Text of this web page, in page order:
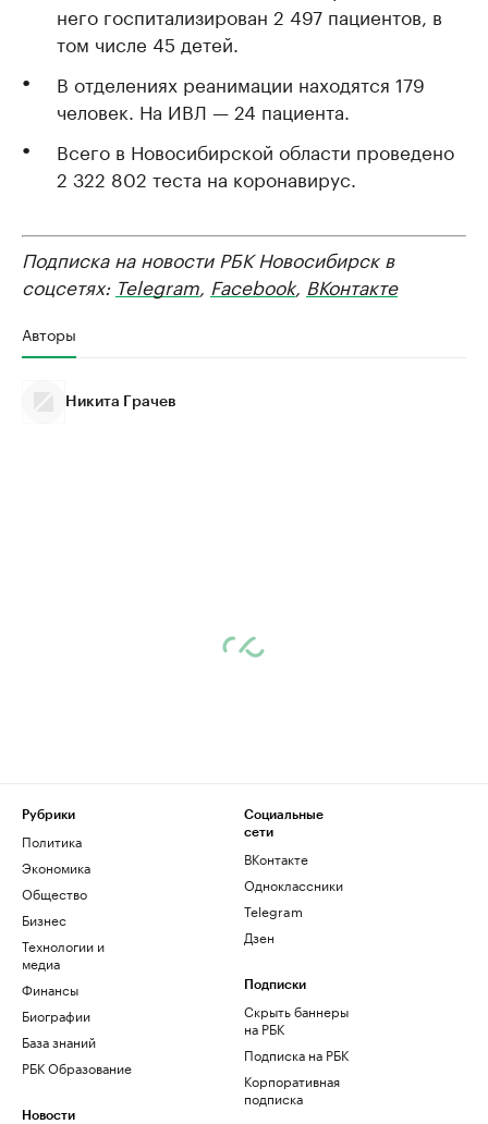
него госпитализирован 2 497 пациентов, в
том числе 45 детей.
В отделениях реанимации находятся 179
человек. На ИВЛ — 24 пациента.
Всего в Новосибирской области проведено
2 322 802 теста на коронавирус.
Подписка на новости РБК Новосибирск в
соцсетях: Telegram, Facebook, ВКонтакте
Авторы
Никита Грачев
Рубрики
Политика
Экономика
Общество
Бизнес
Технологии и
медиа
Финансы
Биографии
База знаний
РБК Образование
Новости
Социальные
сети
ВКонтакте
Одноклассники
Telegram
Дзен
Подписки
Скрыть баннеры
на РБК
Подписка на РБК
Корпоративная
подписка